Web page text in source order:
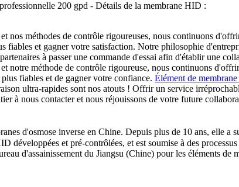
200 gpd - Détails de la membrane HID :
nos méthodes de contrôle rigoureuses, nous continuons
et gagner votre satisfaction. Notre philosophie
à passer une commande d'essai afin d'établir une
notre méthode de contrôle rigoureuse, nous continuons
fiables et de gagner votre confiance. Élément de
ultra-rapides sont nos atouts ! Offrir un service
à nous contacter et nous réjouissons de votre future
d'osmose inverse en Chine. Depuis plus de 10 ans, elle
développées et pré-contrôlées, et est soumise à des
d'assainissement du Jiangsu (Chine) pour les éléments de